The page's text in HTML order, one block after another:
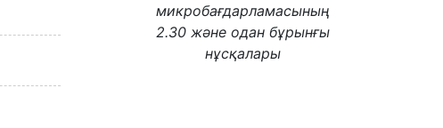
микробағдарламасының
2.30 және одан бұрынғы
нұсқалары